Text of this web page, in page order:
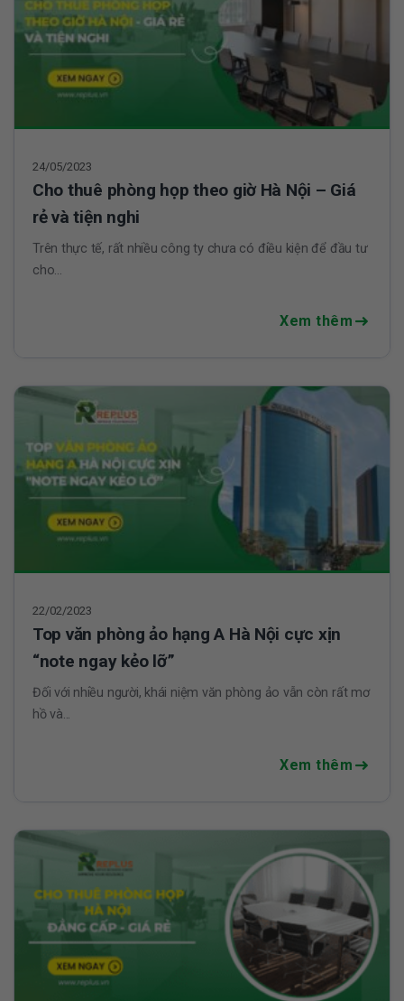
24/05/2023
Cho thuê phòng họp theo giờ Hà Nội – Giá
rẻ và tiện nghi
Trên thực tế, rất nhiều công ty chưa có điều kiện để đầu tư
cho...
Xem thêm
22/02/2023
Top văn phòng ảo hạng A Hà Nội cực xịn
“note ngay kẻo lỡ”
Đối với nhiều người, khái niệm văn phòng ảo vẫn còn rất mơ
hồ và...
Xem thêm